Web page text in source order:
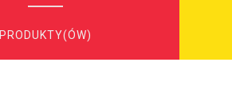
PRODUKTY(ÓW)